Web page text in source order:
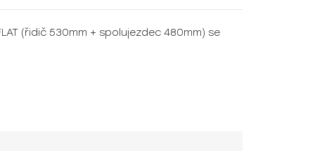
(řidič 530mm + spolujezdec 480mm) se